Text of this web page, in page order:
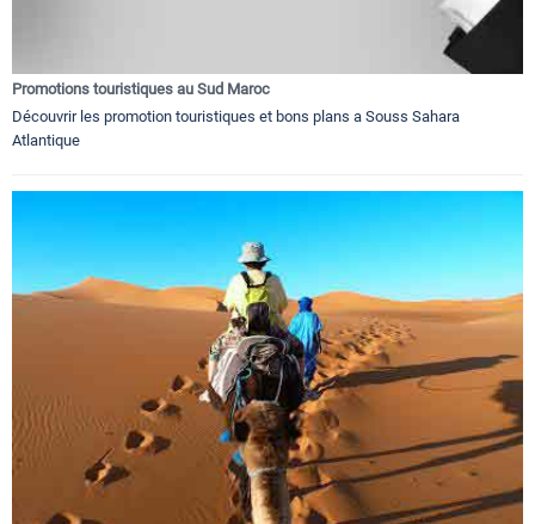
Promotions touristiques au Sud Maroc
Découvrir les promotion touristiques et bons plans a Souss Sahara
Atlantique